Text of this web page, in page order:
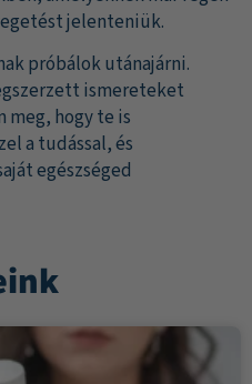
jelenteniük.
próbálok utánajárni.
ismereteket
meg, hogy te is
a tudással, és
egészséged